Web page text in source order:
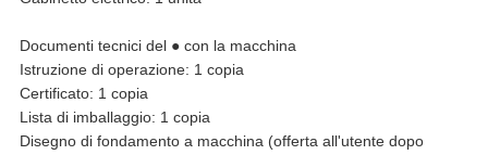
Documenti tecnici del ● con la macchina
Istruzione di operazione: 1 copia
Certificato: 1 copia
Lista di imballaggio: 1 copia
Disegno di fondamento a macchina (offerta all'utente dopo